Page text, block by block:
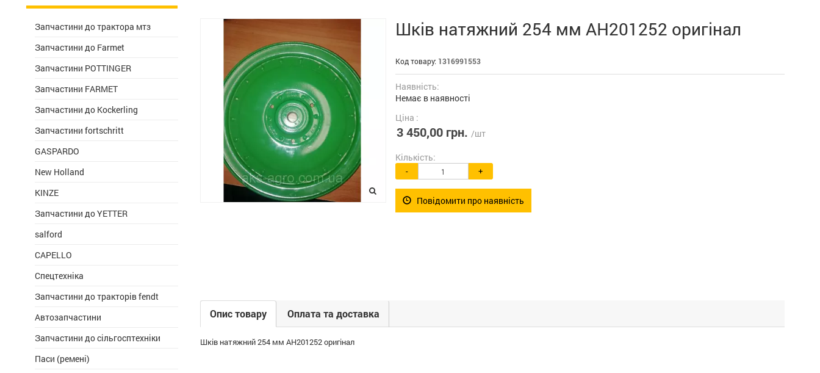
Шків натяжний 254 мм AH201252 оригінал
Код товару: 1316991553
Наявність:
Немає в наявності
Ціна :
3 450,00 грн. /шт
Кількість:
- +
Повідомити про наявність
Опис товару Оплата та доставка
Шків натяжний 254 мм AH201252 оригінал
Запчастини до трактора мтз
Запчастини до Farmet
Запчастини POTTINGER
Запчастини FARMET
Запчастини до Kockerling
Запчастини fortschritt
GASPARDO
New Holland
KINZE
Запчастини до YETTER
salford
CAPELLO
Спецтехніка
Запчастини до тракторів fendt
Автозапчастини
Запчастини до сільгосптехніки
Паси (ремені)